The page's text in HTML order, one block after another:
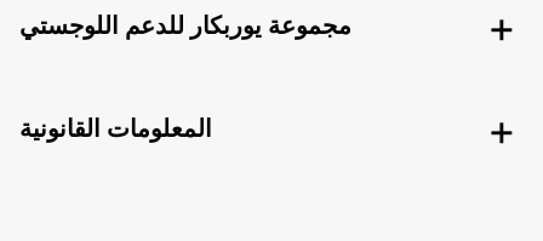
مجموعة يوربكار للدعم اللوجستي
المعلومات القانونية